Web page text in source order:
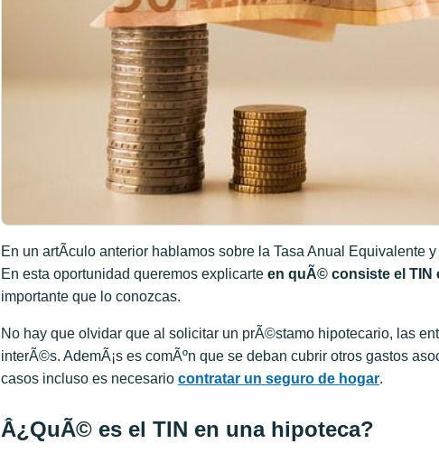
En un artÃ­culo anterior hablamos sobre la Tasa Anual Equivalente y
En esta oportunidad queremos explicarte en quÃ© consiste el TIN
importante que lo conozcas.
No hay que olvidar que al solicitar un prÃ©stamo hipotecario, las
interÃ©s. AdemÃ¡s es comÃºn que se deban cubrir otros gastos
casos incluso es necesario contratar un seguro de hogar.
Â¿QuÃ© es el TIN en una hipoteca?